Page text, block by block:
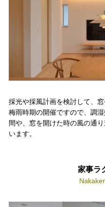
採光や採風計画を検討して、窓
梅雨時期の開催ですので、調
間や、窓を開けた時の風の通
います。
家事ラ